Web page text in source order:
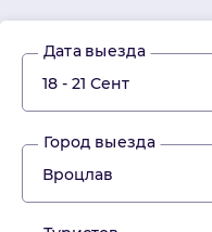
18 - 21 Сент
Дата выезда
Вроцлав
Город выезда